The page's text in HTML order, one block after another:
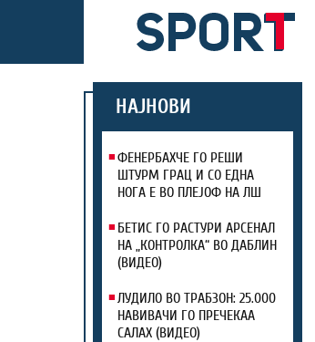
НАЈНОВИ
ФЕНЕРБАХЧЕ ГО РЕШИ
ШТУРМ ГРАЦ И СО ЕДНА
НОГА Е ВО ПЛЕЈОФ НА ЛШ
БЕТИС ГО РАСТУРИ АРСЕНАЛ
НА „КОНТРОЛКА“ ВО ДАБЛИН
(ВИДЕО)
ЛУДИЛО ВО ТРАБЗОН: 25.000
НАВИВАЧИ ГО ПРЕЧЕКАА
САЛАХ (ВИДЕО)